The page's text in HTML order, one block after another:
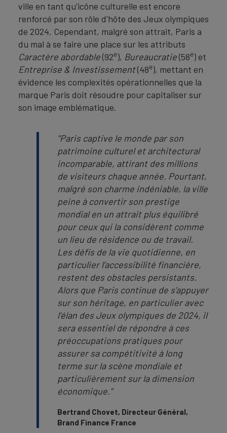
ville en tant qu’icône culturelle est encore
renforcé par son rôle d’hôte des Jeux olympiques
de 2024. Cependant, malgré son attrait, Paris a
du mal à se faire une place sur les attributs
Caractère abordable(92e), Bureaucratie(58e) et
Entreprise & Investissement(48e), mettant en
évidence les complexités opérationnelles que la
marque Paris doit résoudre pour capitaliser sur
son image emblématique.
"Paris captive le monde par son
patrimoine culturel et architectural
incomparable, attirant des millions
de visiteurs chaque année. Pourtant,
malgré son charme indéniable, la ville
peine à convertir son prestige
mondial en un attrait plus équilibré
pour ceux qui la considèrent comme
un lieu de résidence ou de travail.
Les défis de la vie quotidienne, en
particulier l’accessibilité financière,
restent des obstacles persistants.
Alors que Paris continue de s’appuyer
sur son héritage, en particulier avec
l’élan des Jeux olympiques de 2024, il
sera essentiel de répondre à ces
préoccupations pratiques pour
assurer sa compétitivité à long
terme sur la scène mondiale et
particulièrement sur la dimension
économique."
Bertrand Chovet, Directeur Général,
Brand Finance France